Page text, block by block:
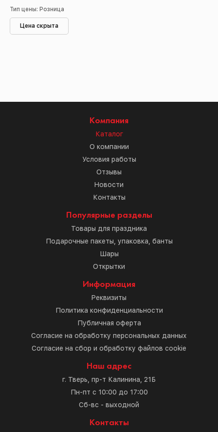
Тип цены: Розница
Цена скрыта
Компания
Каталог
О компании
Условия работы
Отзывы
Новости
Контакты
Популярные разделы
Товары для праздника
Подарочные пакеты, упаковка, банты
Шары
Открытки
Информация
Реквизиты
Политика конфиденциальности
Публичная оферта
Согласие на обработку персональных данных
Согласие на сбор и обработку файлов cookie
Наш адрес
г. Тверь, пр-т Калинина, 21Б
Пн-пт с 10:00 до 17:00
Сб-вс - выходной
Контакты